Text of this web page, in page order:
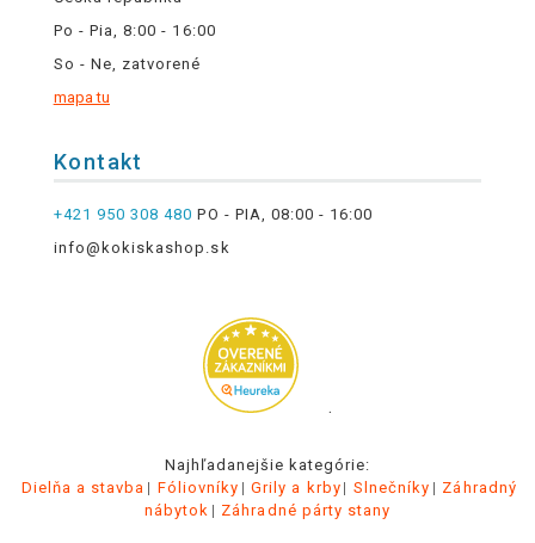
Po - Pia, 8:00 - 16:00
So - Ne, zatvorené
mapa tu
Kontakt
+421 950 308 480 PO - PIA, 08:00 - 16:00
info@kokiskashop.sk
.
Najhľadanejšie kategórie:
Dielňa a stavba
Fóliovníky Grily a krby Slnečníky
Záhradný
nábytok
Záhradné párty stany